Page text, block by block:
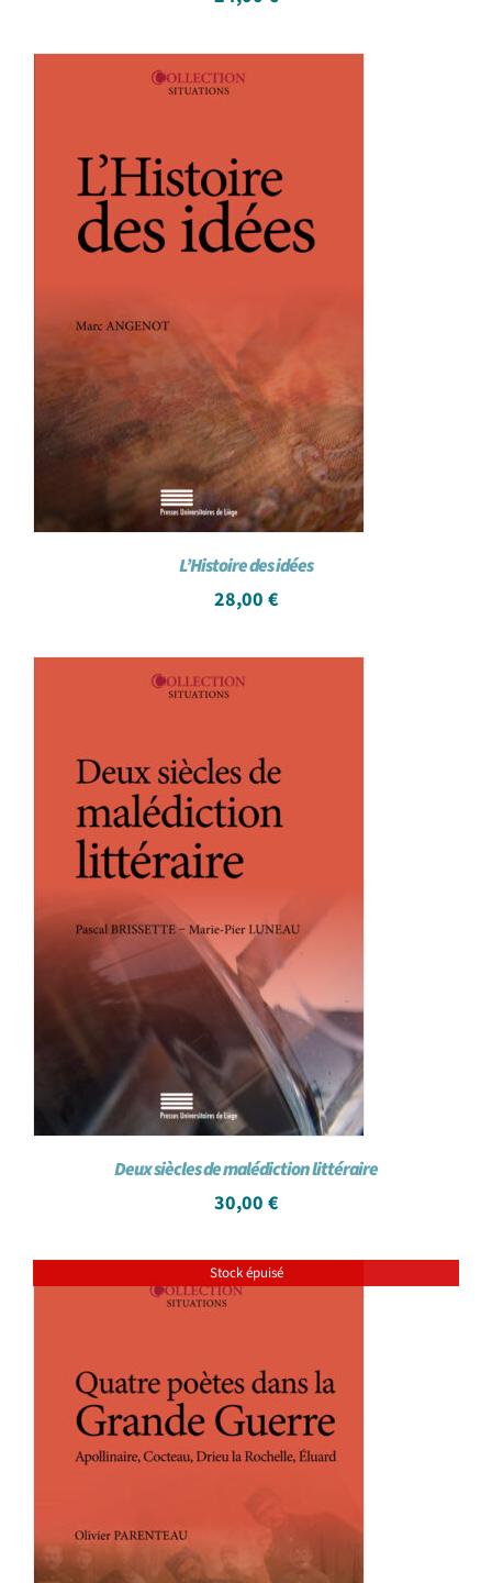
L’Histoire des idées
28,00 €
Deux siècles de malédiction littéraire
30,00 €
Stock épuisé